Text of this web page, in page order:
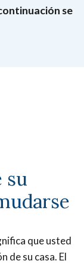
se
su
que usted
de su casa. El